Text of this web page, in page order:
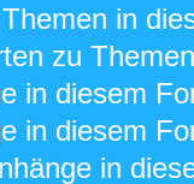
in
zu
in diesem
in diesem
in